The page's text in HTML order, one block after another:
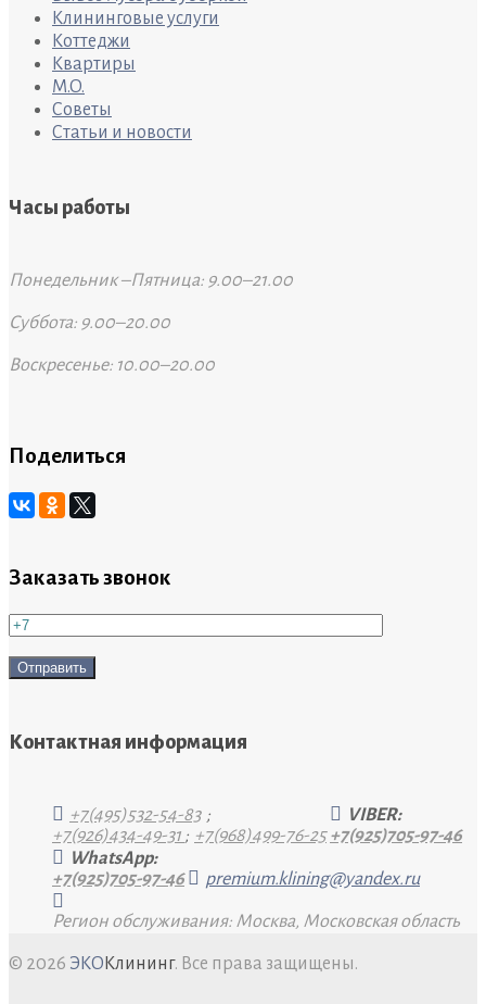
Клининговые услуги
Коттеджи
Квартиры
M.O.
Советы
Статьи и новости
Часы работы
Понедельник –Пятница: 9.00–21.00
Суббота: 9.00–20.00
Воскресенье: 10.00–20.00
Поделиться
Заказать звонок
Контактная информация
+7(495)532-54-83 ;
+7(926)434-49-31 ; +7(968)499-76-25
VIBER:
+7(925)705-97-46
WhatsApp:
+7(925)705-97-46
premium.klining@yandex.ru
Регион обслуживания: Москва, Московская область
© 2026 ЭКО Клининг. Все права защищены.